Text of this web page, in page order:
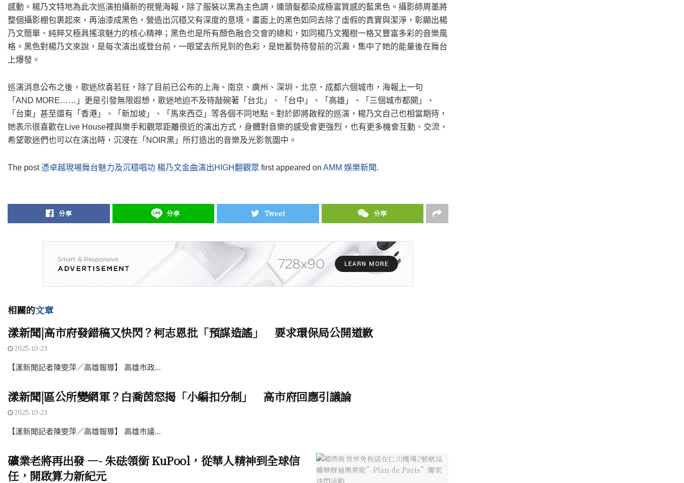
感動。楊乃文特地為此次巡演拍攝新的視覺海報，除了服裝以黑為主色調，連頭髮都染成極富質感的藍黑色。攝影師周墨將
整個攝影棚包裹起來，再油漆成黑色，營造出沉穩又有深度的意境。畫面上的黑色如同去除了虛假的真實與潔淨，彰顯出楊
乃文簡單、純粹又極具搖滾魅力的核心精神；黑色也是所有顏色融合交會的總和，如同楊乃文獨樹一格又豐富多彩的音樂風
格。黑色對楊乃文來說，是每次演出或登台前，一眼望去所見到的色彩，是她蓄勢待發前的沉澱，集中了她的能量後在舞台
上爆發。
巡演消息公布之後，歌迷欣喜若狂，除了目前已公布的上海、南京、廣州、深圳、北京、成都六個城市，海報上一句
「AND MORE……」更是引發無限遐想，歌迷地迫不及待敲碗著「台北」、「台中」、「高雄」、「三個城市都開」、
「台東」甚至還有「香港」、「新加坡」、「馬來西亞」等各個不同地點。對於即將啟程的巡演，楊乃文自己也相當期待，
她表示很喜歡在Live House裡與樂手和觀眾距離很近的演出方式，身體對音樂的感受會更強烈，也有更多機會互動、交流，
希望歌迷們也可以在演出時，沉浸在「NOIR黑」所打造出的音樂及光影氛圍中。
The post 憑卓越現場舞台魅力及沉穩唱功 楊乃文金曲演出HIGH翻觀眾 first appeared on AMM 娛樂新聞.
分享 分享 Tweet 分享
相關的文章
漾新聞|高市府發錯稿又快閃？柯志恩批「預謀造謠」 要求環保局公開道歉
2025-10-23
【漾新聞記者陳雯萍／高雄報導】 高雄市政...
漾新聞|區公所變網軍？白喬茵怒揭「小編扣分制」 高市府回應引議論
2025-10-23
【漾新聞記者陳雯萍／高雄報導】 高雄市議...
礦業老將再出發 —- 朱砝領銜 KuPool，從華人精神到全球信
任，開啟算力新紀元